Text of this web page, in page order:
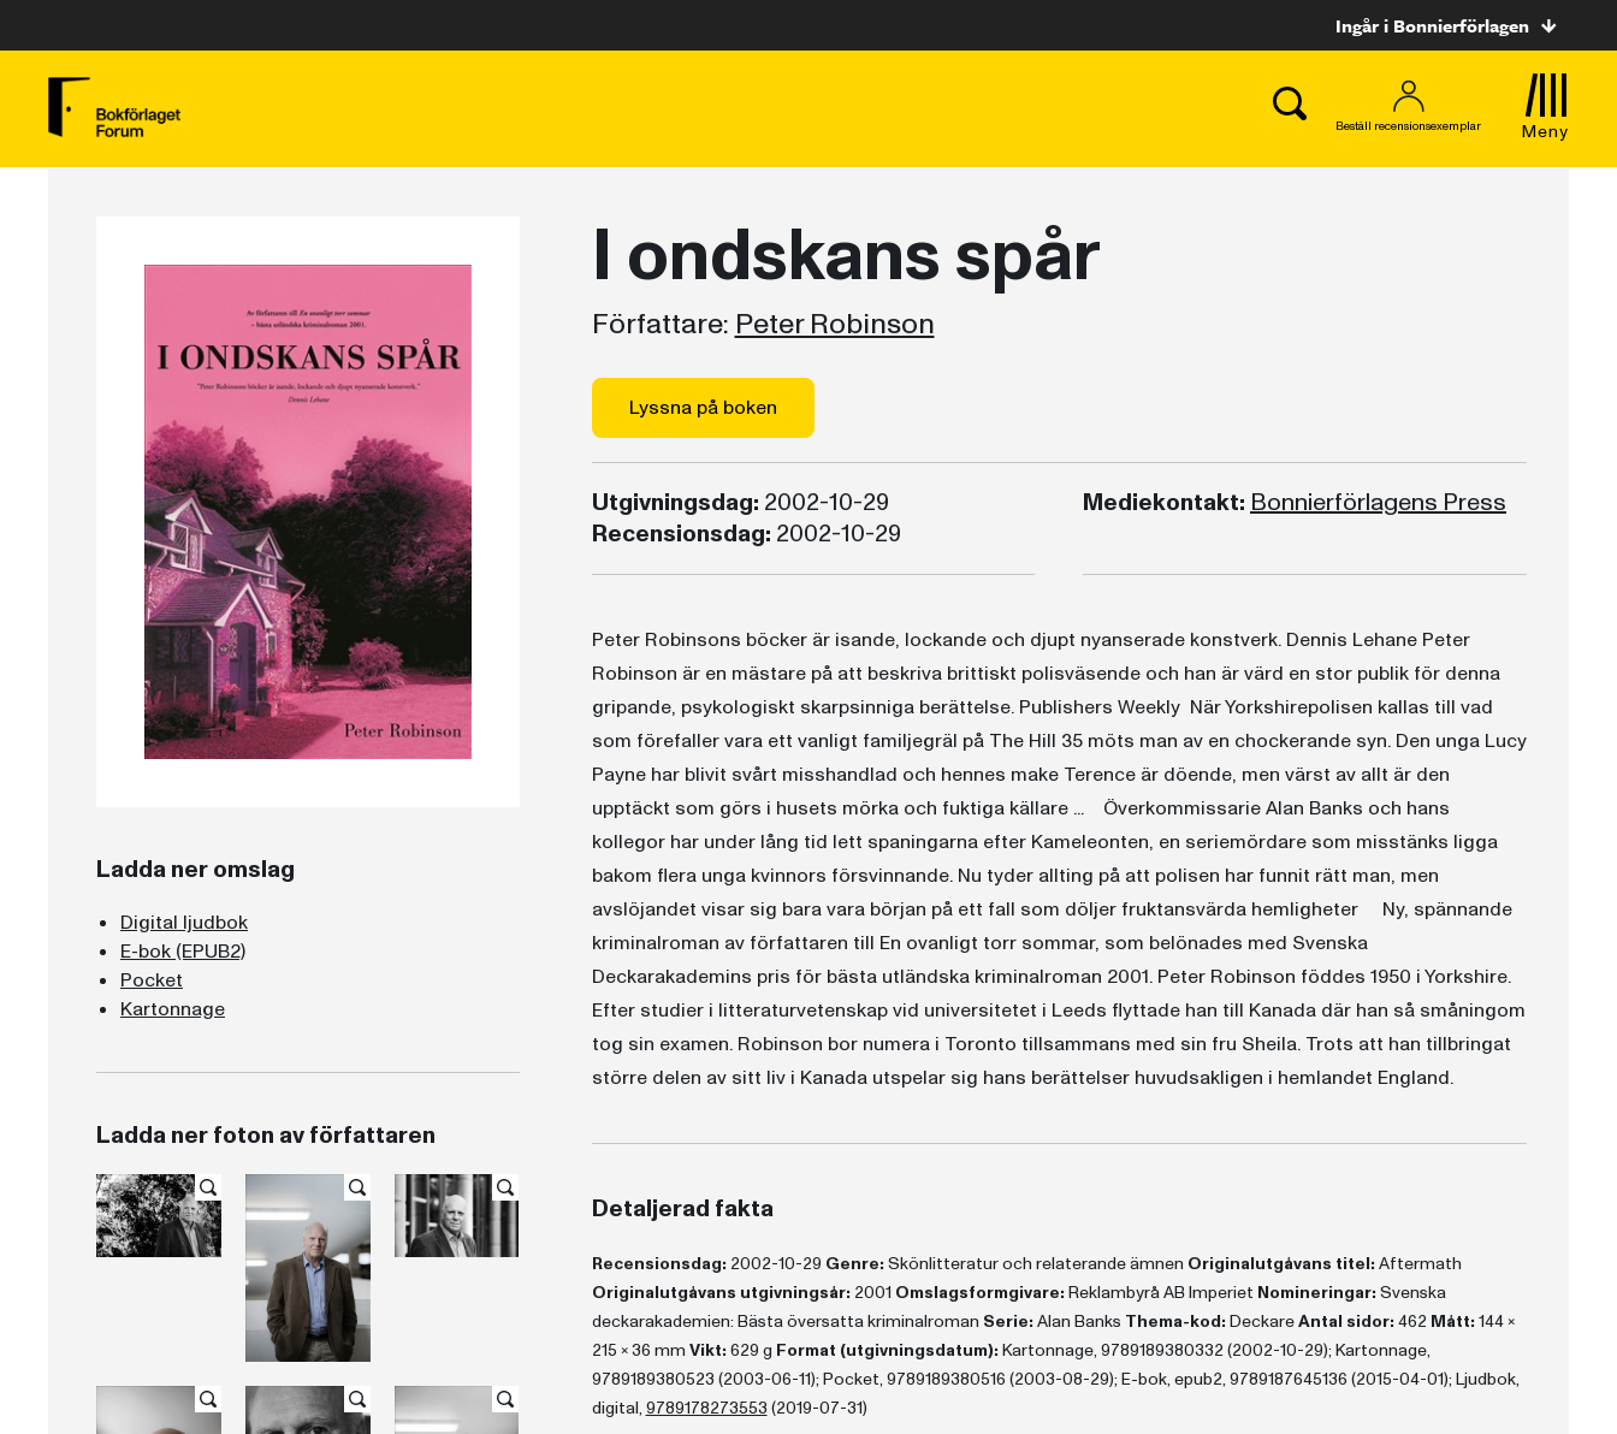
Ingår i Bonnierförlagen
Beställ recensionsexemplar Meny
Ladda ner omslag
Digital ljudbok
E-bok (EPUB2)
Pocket
Kartonnage
Ladda ner foton av författaren
I ondskans spår
Författare: Peter Robinson
Lyssna på boken
Utgivningsdag: 2002-10-29
Recensionsdag: 2002-10-29
Mediekontakt:Bonnierförlagens Press
Peter Robinsons böcker är isande, lockande och djupt nyanserade konstverk. Dennis Lehane Peter
Robinson är en mästare på att beskriva brittiskt polisväsende och han är värd en stor publik för denna
gripande, psykologiskt skarpsinniga berättelse. Publishers Weekly När Yorkshirepolisen kallas till vad
som förefaller vara ett vanligt familjegräl på The Hill 35 möts man av en chockerande syn. Den unga Lucy
Payne har blivit svårt misshandlad och hennes make Terence är döende, men värst av allt är den
upptäckt som görs i husets mörka och fuktiga källare ... Överkommissarie Alan Banks och hans
kollegor har under lång tid lett spaningarna efter Kameleonten, en seriemördare som misstänks ligga
bakom flera unga kvinnors försvinnande. Nu tyder allting på att polisen har funnit rätt man, men
avslöjandet visar sig bara vara början på ett fall som döljer fruktansvärda hemligheter Ny, spännande
kriminalroman av författaren till En ovanligt torr sommar, som belönades med Svenska
Deckarakademins pris för bästa utländska kriminalroman 2001. Peter Robinson föddes 1950 i Yorkshire.
Efter studier i litteraturvetenskap vid universitetet i Leeds flyttade han till Kanada där han så småningom
tog sin examen. Robinson bor numera i Toronto tillsammans med sin fru Sheila. Trots att han tillbringat
större delen av sitt liv i Kanada utspelar sig hans berättelser huvudsakligen i hemlandet England.
Detaljerad fakta
Recensionsdag: 2002-10-29 Genre: Skönlitteratur och relaterande ämnen Originalutgåvans titel: Aftermath
Originalutgåvans utgivningsår: 2001 Omslagsformgivare: Reklambyrå AB Imperiet Nomineringar: Svenska
deckarakademien: Bästa översatta kriminalroman Serie: Alan Banks Thema-kod: DeckareAntal sidor: 462 Mått: 144 x
215 x 36 mm Vikt: 629 g Format (utgivningsdatum): Kartonnage, 9789189380332 (2002-10-29); Kartonnage,
9789189380523 (2003-06-11); Pocket, 9789189380516 (2003-08-29); E-bok, epub2, 9789187645136 (2015-04-01); Ljudbok,
digital, 9789178273553 (2019-07-31)